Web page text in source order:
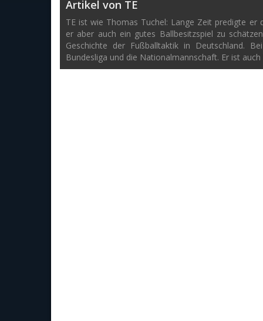
Artikel von TE
TE ist wie Thomas Tuchel: Lange Zeit predigte er
er aber auch ein gutes Ballbesitzspiel zu
Geschichte der Fußballtaktik in Deutschland.
Bundesliga und die Nationalmannschaft. Er ist